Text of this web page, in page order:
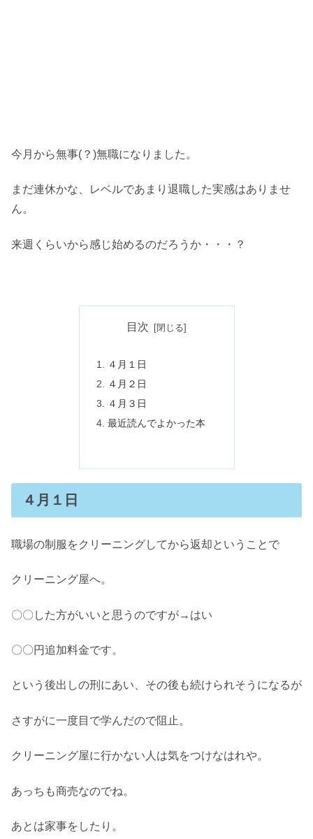
今月から無事(？)無職になりました。
まだ連休かな、レベルであまり退職した実感はありませ
ん。
来週くらいから感じ始めるのだろうか・・・？
目次
４月１日
４月２日
４月３日
最近読んでよかった本
４月１日
職場の制服をクリーニングしてから返却ということで
クリーニング屋へ。
〇〇した方がいいと思うのですが→はい
〇〇円追加料金です。
という後出しの刑にあい、その後も続けられそうになるが
さすがに一度目で学んだので阻止。
クリーニング屋に行かない人は気をつけなはれや。
あっちも商売なのでね。
あとは家事をしたり。